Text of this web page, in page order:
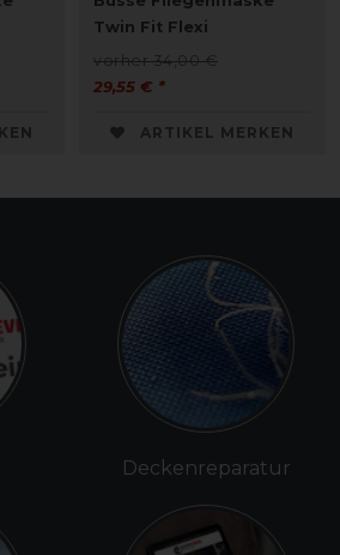
Twin Fit Flexi
vorher 34,00 €
29,55 € *
ARTIKEL MERKEN
Deckenreparatur